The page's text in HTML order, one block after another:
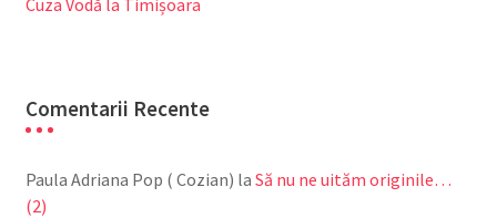
Cuza Vodă la Timișoara
Comentarii Recente
Paula Adriana Pop ( Cozian) la Să nu ne uităm originile…
(2)